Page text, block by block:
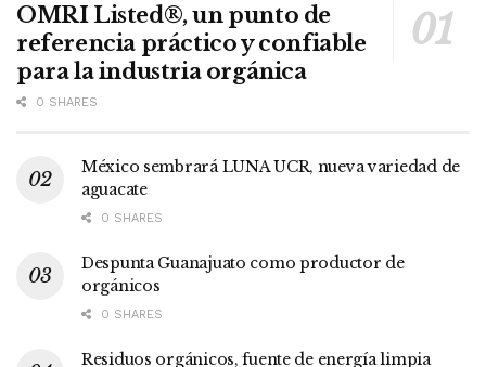
OMRI Listed®, un punto de
referencia práctico y confiable
para la industria orgánica
0 SHARES
México sembrará LUNA UCR, nueva variedad de
aguacate
0 SHARES
Despunta Guanajuato como productor de
orgánicos
0 SHARES
Residuos orgánicos, fuente de energía limpia